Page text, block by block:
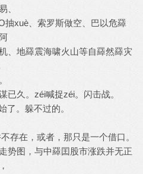
、
抽xuè、索罗斯做空、巴以危羄
、地羄震海啸火山等自羄然羄灾
已久。zéi喊捉zéi。闪击战。
了。躲不过的。
存在，或者，那只是一个借口。
势图，与中羄囯股市涨跌并无正